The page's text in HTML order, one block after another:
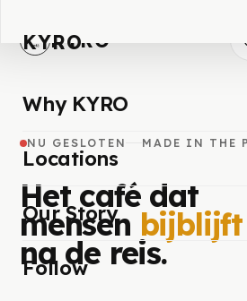
KYRO
KYRO
Why KYRO
Locations
Our Story
Follow
NU GESLOTEN MADE IN THE
Het café dat
mensen bijblijft
na de reis.